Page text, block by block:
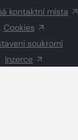
kontaktní místa
Cookies
soukromí
Inzerce